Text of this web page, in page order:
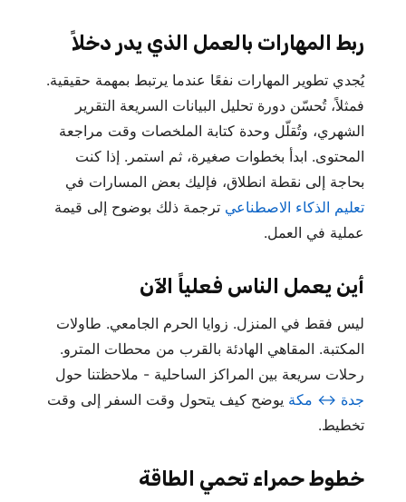
ربط المهارات بالعمل الذي يدر دخلاً
يُجدي تطوير المهارات نفعًا عندما يرتبط بمهمة حقيقية.
فمثلاً، تُحسّن دورة تحليل البيانات السريعة التقرير
الشهري، وتُقلّل وحدة كتابة الملخصات وقت مراجعة
المحتوى. ابدأ بخطوات صغيرة، ثم استمر. إذا كنت
بحاجة إلى نقطة انطلاق، فإليك بعض المسارات في
تعليم الذكاء الاصطناعي ترجمة ذلك بوضوح إلى قيمة
عملية في العمل.
أين يعمل الناس فعلياً الآن
ليس فقط في المنزل. زوايا الحرم الجامعي. طاولات
المكتبة. المقاهي الهادئة بالقرب من محطات المترو.
رحلات سريعة بين المراكز الساحلية - ملاحظتنا حول
جدة ↔ مكة يوضح كيف يتحول وقت السفر إلى وقت
تخطيط.
خطوط حمراء تحمي الطاقة